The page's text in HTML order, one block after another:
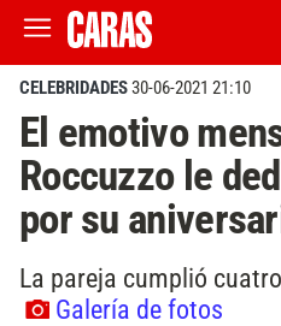
CELEBRIDADES30-06-2021 21:10
El emotivo
Roccuzzo le
por su
La pareja cumplió
Galería de fotos